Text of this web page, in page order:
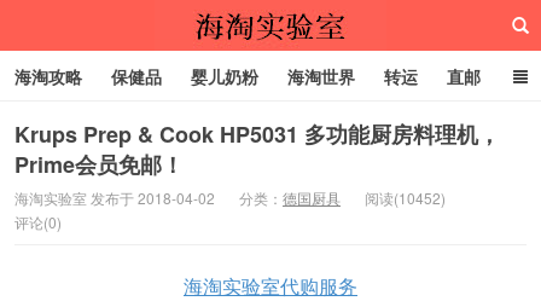
海淘实验室
海淘攻略 保健品 婴儿奶粉 海淘世界 转运 直邮
代购服务
Krups Prep & Cook HP5031 多功能厨房料理机，
Prime会员免邮！
海淘实验室 发布于 2018-04-02 分类： 德国厨具
阅读(10452)
评论(0)
海淘实验室代购服务